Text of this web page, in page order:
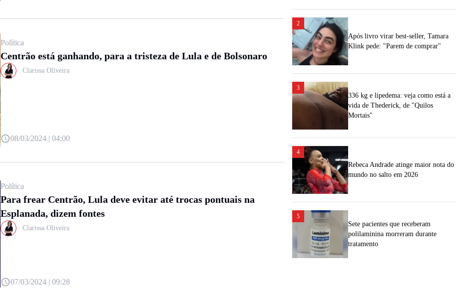
Política
Centrão está ganhando, para a tristeza de Lula e de Bolsonaro
Clarissa Oliveira
08/03/2024 | 04:00
Política
Para frear Centrão, Lula deve evitar até trocas pontuais na
Esplanada, dizem fontes
Clarissa Oliveira
07/03/2024 | 09:28
2
Após livro virar best-seller, Tamara
Klink pede: "Parem de comprar"
3
336 kg e lipedema: veja como está a
vida de Thederick, de "Quilos
Mortais"
4
Rebeca Andrade atinge maior nota do
mundo no salto em 2026
5
Sete pacientes que receberam
polilaminina morreram durante
tratamento